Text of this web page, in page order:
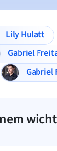
Lily Hulatt
Gabriel
Gabriel